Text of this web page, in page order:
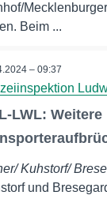
Beim ...
– 09:37
LWL: Weitere
Kuhstorf/
und